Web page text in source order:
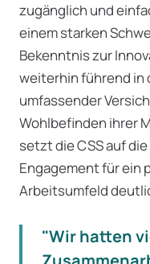
zugänglich und
einem starken
Bekenntnis zur
weiterhin führend in
umfassender
Wohlbefinden ihrer
setzt die CSS auf
Engagement für
Arbeitsumfeld
"Wir hatten